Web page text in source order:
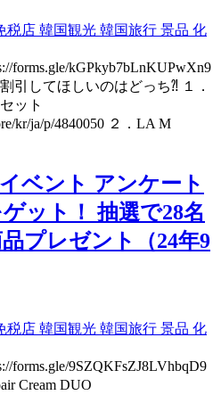
税店 韓国観光 韓国旅行 景品 化
forms.gle/kGPkyb7bLnKUPwXn9
引してほしいのはどっち⁈ １．
ット
kr/ja/p/4840050 ２．LA M
ベント アンケート
ット！ 抽選で28名
プレゼント（24年9
税店 韓国観光 韓国旅行 景品 化
forms.gle/9SZQKFsZJ8LVhbqD9
Cream DUO